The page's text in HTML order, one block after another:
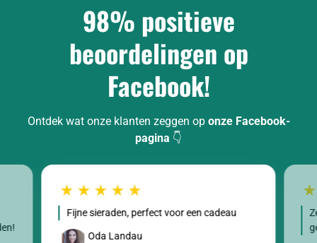
98% positieve
beoordelingen op
Facebook!
Ontdek wat onze klanten zeggen op onze Facebook-
pagina 👇
Fijne sieraden, perfect voor een cadeau
Oda Landau